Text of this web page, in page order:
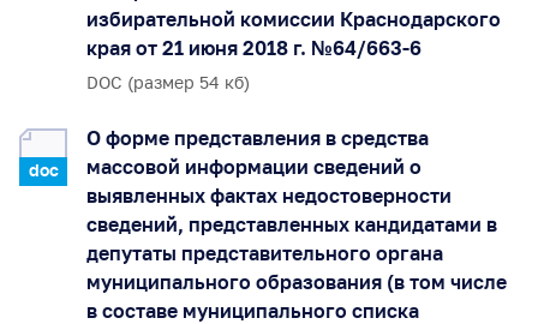
избирательной комиссии Краснодарского
края от 21 июня 2018 г. №64/663-6
DOC (размер 54 кб)
doc
О форме представления в средства
массовой информации сведений о
выявленных фактах недостоверности
сведений, представленных кандидатами в
депутаты представительного органа
муниципального образования (в том числе
в составе муниципального списка